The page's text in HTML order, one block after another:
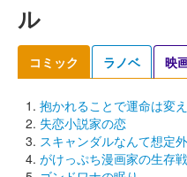
ル
コミック ラノベ 映
抱かれることで運命は変
失恋小説家の恋
スキャンダルなんて想定外
がけっぷち漫画家の生存